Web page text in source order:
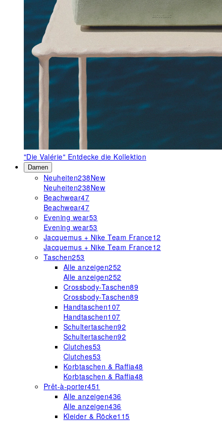
"Die Valérie" Entdecke die Kollektion
Damen
Neuheiten238New
Neuheiten238New
Beachwear47
Beachwear47
Evening wear53
Evening wear53
Jacquemus + Nike Team France12
Jacquemus + Nike Team France12
Taschen253
Alle anzeigen252
Alle anzeigen252
Crossbody-Taschen89
Crossbody-Taschen89
Handtaschen107
Handtaschen107
Schultertaschen92
Schultertaschen92
Clutches53
Clutches53
Korbtaschen & Raffia48
Korbtaschen & Raffia48
Prêt-à-porter451
Alle anzeigen436
Alle anzeigen436
Kleider & Röcke115